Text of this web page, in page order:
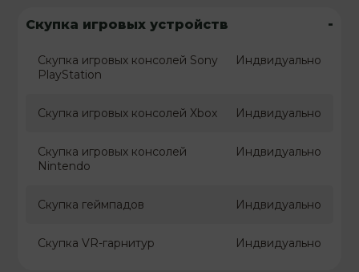
Скупка игровых устройств -
Скупка игровых консолей Sony
PlayStation
Индвидуально
Скупка игровых консолей Xbox Индвидуально
Скупка игровых консолей
Nintendo
Индвидуально
Скупка геймпадов Индвидуально
Скупка VR-гарнитур Индвидуально